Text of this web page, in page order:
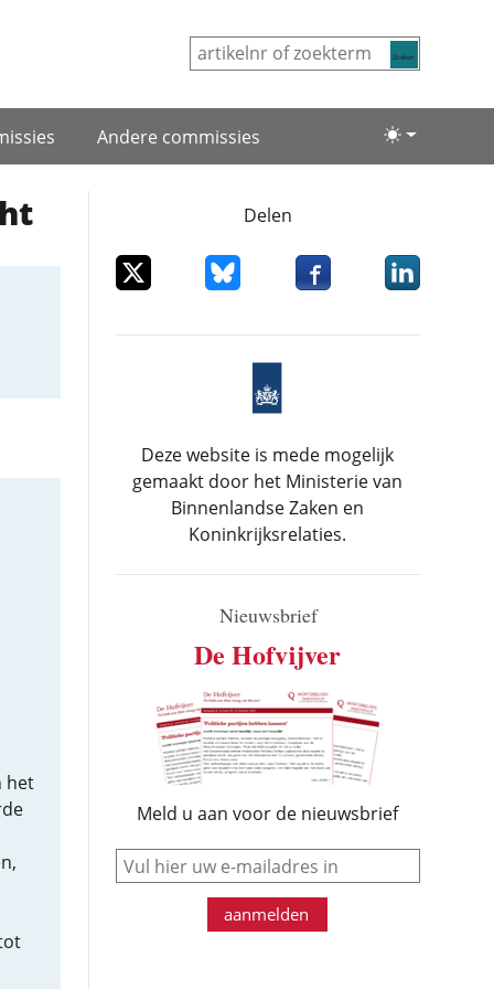
Lichte/
Andere commissies
het
Delen
Deel dit item op XDeel dit item op Bluesky
Deel dit item op
Deel dit
Deze website is mede mogelijk
gemaakt door het Ministerie van
Binnenlandse Zaken en
Koninkrijksrelaties.
Nieuwsbrief
De Hofvijver
Meld u aan voor de nieuwsbrief
e-mail
aanmelden